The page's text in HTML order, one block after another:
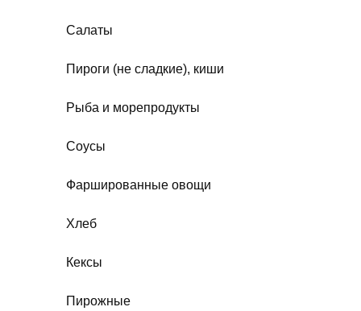
Салаты
Пироги (не сладкие), киши
Рыба и морепродукты
Соусы
Фаршированные овощи
Хлеб
Кексы
Пирожные